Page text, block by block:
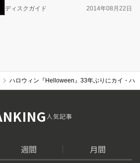
ディスクガイド 2014年08月22日
ハロウィン『Helloween』33年ぶりにカイ・ハ
人気記事
週間 月間